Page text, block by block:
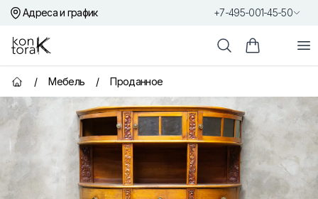
Адреса и график +7-495-001-45-50
Контора К
ПоискКорзина
Главная страница
/ Мебель / Проданное